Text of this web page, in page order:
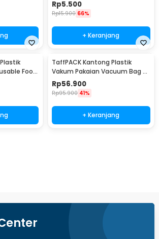
Rp5.500
Rp15.900 66%
+ Keranjang
Food
15
TaffPACK Kantong Plastik
Vakum Pakaian Vacuum Bag 8
PCS with Hand Pump - SN1000
Rp56.900
Rp95.900 41%
+ Keranjang